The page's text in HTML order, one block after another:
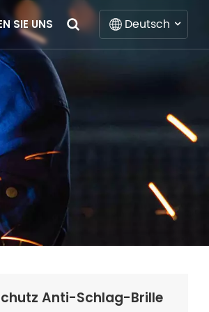
SIE UNS Deutsch
Español
Nederlands
Anti-Schlag-Brille